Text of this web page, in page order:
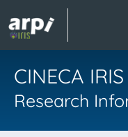
CINECA IRIS
Research